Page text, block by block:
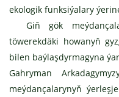
ekologik funksiýalary
Giň gök
töwerekdäki howanyň
bilen baýlaşdyrmagyna
Gahryman
meýdançalarynyň